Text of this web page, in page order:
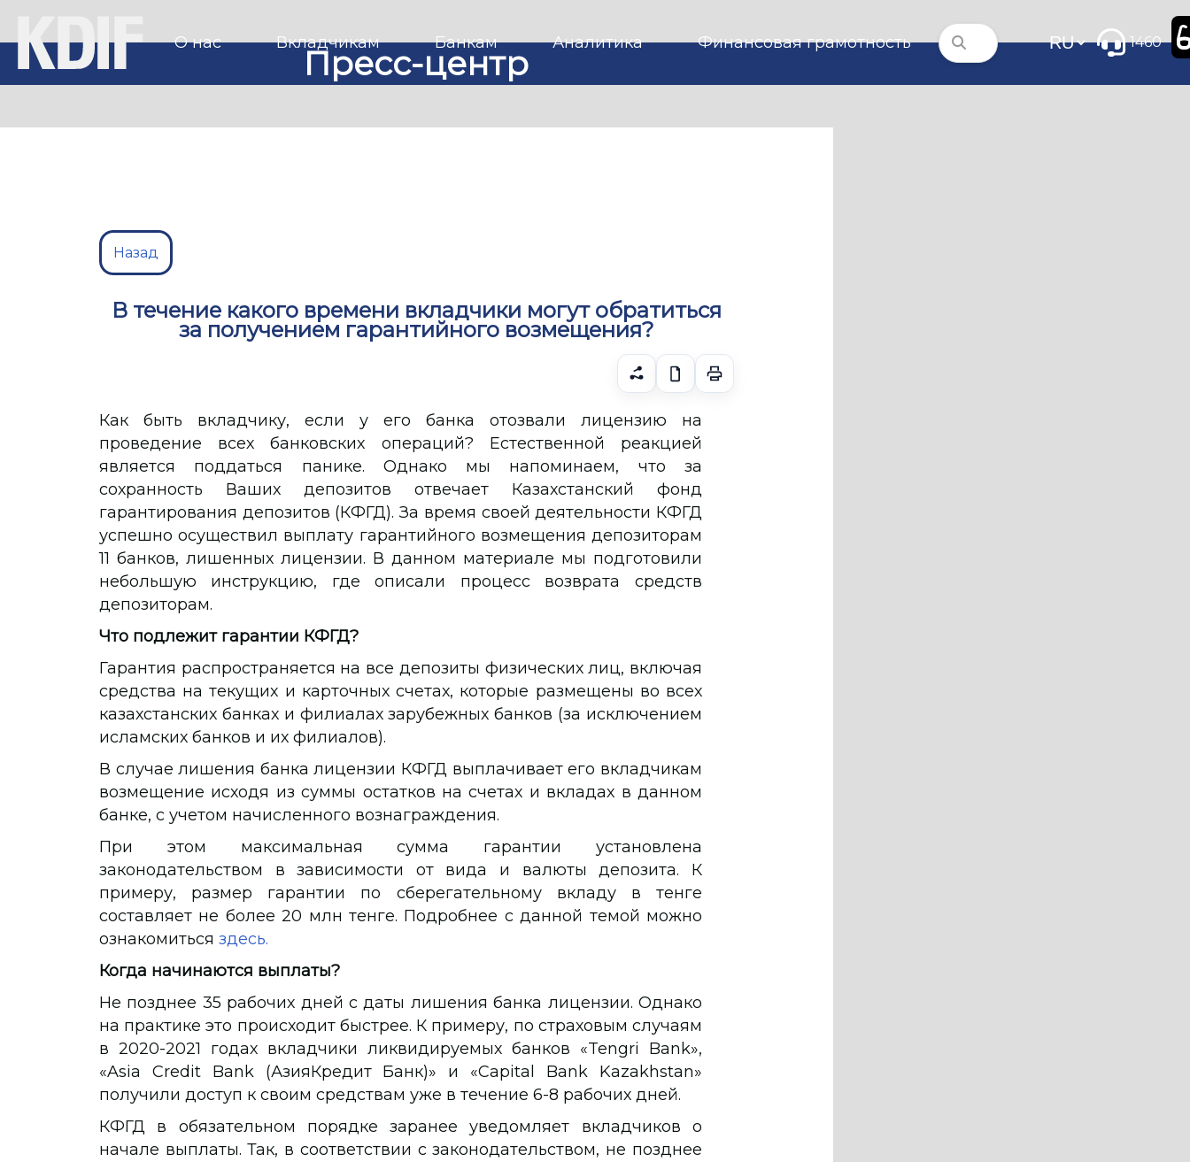
О нас Вкладчикам Банкам Аналитика Финансовая грамотность 1460
Пресс-центр
Назад
В течение какого времени вкладчики могут обратиться
за получением гарантийного возмещения?
Как быть вкладчику, если у его банка отозвали лицензию на
проведение всех банковских операций? Естественной реакцией
является поддаться панике. Однако мы напоминаем, что за
сохранность Ваших депозитов отвечает Казахстанский фонд
гарантирования депозитов (КФГД). За время своей деятельности КФГД
успешно осуществил выплату гарантийного возмещения депозиторам
11 банков, лишенных лицензии. В данном материале мы подготовили
небольшую инструкцию, где описали процесс возврата средств
депозиторам.
Что подлежит гарантии КФГД?
Гарантия распространяется на все депозиты физических лиц, включая
средства на текущих и карточных счетах, которые размещены во всех
казахстанских банках и филиалах зарубежных банков (за исключением
исламских банков и их филиалов).
В случае лишения банка лицензии КФГД выплачивает его вкладчикам
возмещение исходя из суммы остатков на счетах и вкладах в данном
банке, с учетом начисленного вознаграждения.
При этом максимальная сумма гарантии установлена
законодательством в зависимости от вида и валюты депозита. К
примеру, размер гарантии по сберегательному вкладу в тенге
составляет не более 20 млн тенге. Подробнее с данной темой можно
ознакомиться здесь.
Когда начинаются выплаты?
Не позднее 35 рабочих дней с даты лишения банка лицензии. Однако
на практике это происходит быстрее. К примеру, по страховым случаям
в 2020-2021 годах вкладчики ликвидируемых банков «Tengri Bank»,
«Asia Credit Bank (АзияКредит Банк)» и «Capital Bank Kazakhstan»
получили доступ к своим средствам уже в течение 6-8 рабочих дней.
КФГД в обязательном порядке заранее уведомляет вкладчиков о
начале выплаты. Так, в соответствии с законодательством, не позднее